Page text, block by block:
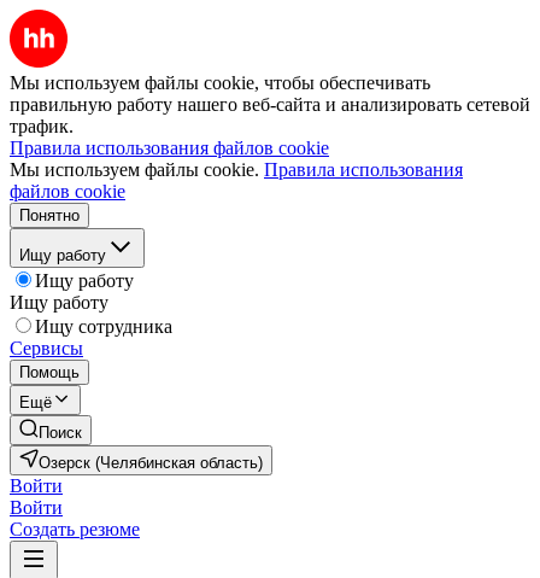
Мы используем файлы cookie, чтобы обеспечивать
правильную работу нашего веб-сайта и анализировать сетевой
трафик.
Правила использования файлов cookie
Мы используем файлы cookie. Правила использования
файлов cookie
Понятно
Ищу работу
Ищу работу
Ищу работу
Ищу сотрудника
Сервисы
Помощь
Ещё
Поиск
Озерск (Челябинская область)
Войти
Войти
Создать резюме